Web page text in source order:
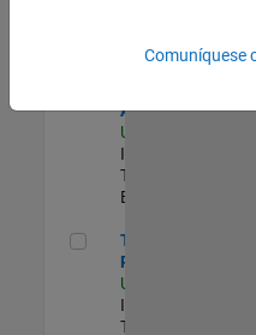
Experimentado
Analyst
US-MA-Natick
Information
Technology |
Experimentado
Technical Product
Technical
Product Owner
US-MA-Natick
Information
Technology |
Comuníquese